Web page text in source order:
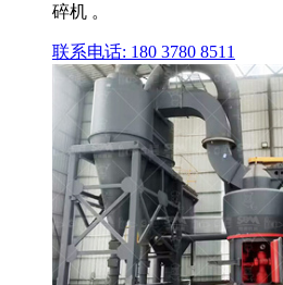
碎机 。
联系电话: 180 3780 8511